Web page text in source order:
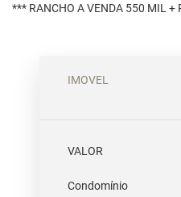
*** RANCHO A VENDA 550 MIL +
IMOVEL
VALOR
Condomínio